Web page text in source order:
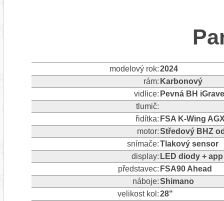
modelový rok:2024
rám: Karbonový
vidlice: Pevná BH
tlumič:
řidítka: FSA K-Wing
motor:Středový BHZ
snímače:Tlakový sensor
display: LED diody +
představec: FSA90 Ahead
náboje:Shimano
velikost kol:28"